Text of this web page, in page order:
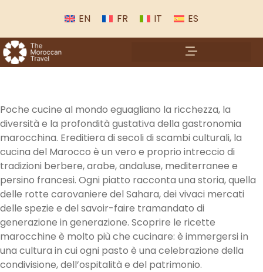
EN FR IT ES
Poche cucine al mondo eguagliano la ricchezza, la
diversità e la profondità gustativa della gastronomia
marocchina. Ereditiera di secoli di scambi culturali, la
cucina del Marocco è un vero e proprio intreccio di
tradizioni berbere, arabe, andaluse, mediterranee e
persino francesi. Ogni piatto racconta una storia, quella
delle rotte carovaniere del Sahara, dei vivaci mercati
delle spezie e del savoir-faire tramandato di
generazione in generazione. Scoprire le ricette
marocchine è molto più che cucinare: è immergersi in
una cultura in cui ogni pasto è una celebrazione della
condivisione, dell’ospitalità e del patrimonio.